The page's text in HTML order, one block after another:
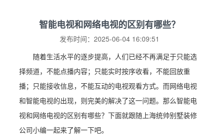
智能电视和网络电视的区别有哪些？
发布时间：2025-06-04 16:09:51
随着生活水平的逐步提高，人们已经不再满足于只能选
择频道，不能点播内容；只能实时按序收看，不能回放重
播；只能接收信息，不能互动的电视观看方式。而网络电视
和智能电视的出现，则完美的解决了这一问题。那么智能电
视和网络电视的区别有哪些？下面就跟随上海统帅别墅装修
公司小编一起来了解一下吧。